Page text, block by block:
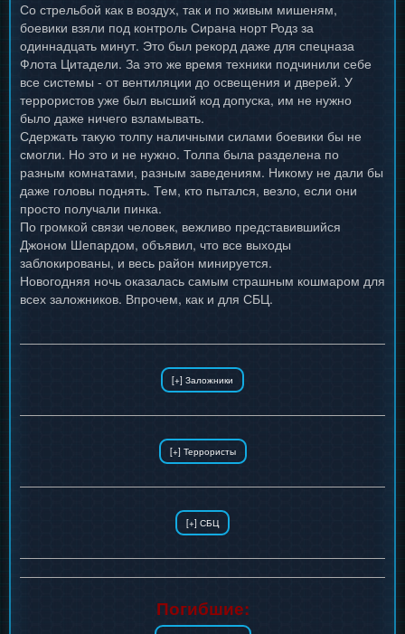
Со стрельбой как в воздух, так и по живым мишеням,
боевики взяли под контроль Сирана норт Родз за
одиннадцать минут. Это был рекорд даже для спецназа
Флота Цитадели. За это же время техники подчинили себе
все системы - от вентиляции до освещения и дверей. У
террористов уже был высший код допуска, им не нужно
было даже ничего взламывать.
Сдержать такую толпу наличными силами боевики бы не
смогли. Но это и не нужно. Толпа была разделена по
разным комнатами, разным заведениям. Никому не дали бы
даже головы поднять. Тем, кто пытался, везло, если они
просто получали пинка.
По громкой связи человек, вежливо представившийся
Джоном Шепардом, объявил, что все выходы
заблокированы, и весь район минируется.
Новогодняя ночь оказалась самым страшным кошмаром для
всех заложников. Впрочем, как и для СБЦ.
Погибшие: